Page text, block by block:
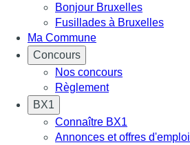
Bonjour Bruxelles
Fusillades à Bruxelles
Ma Commune
Concours
Nos concours
Règlement
BX1
Connaître BX1
Annonces et offres d'emploi